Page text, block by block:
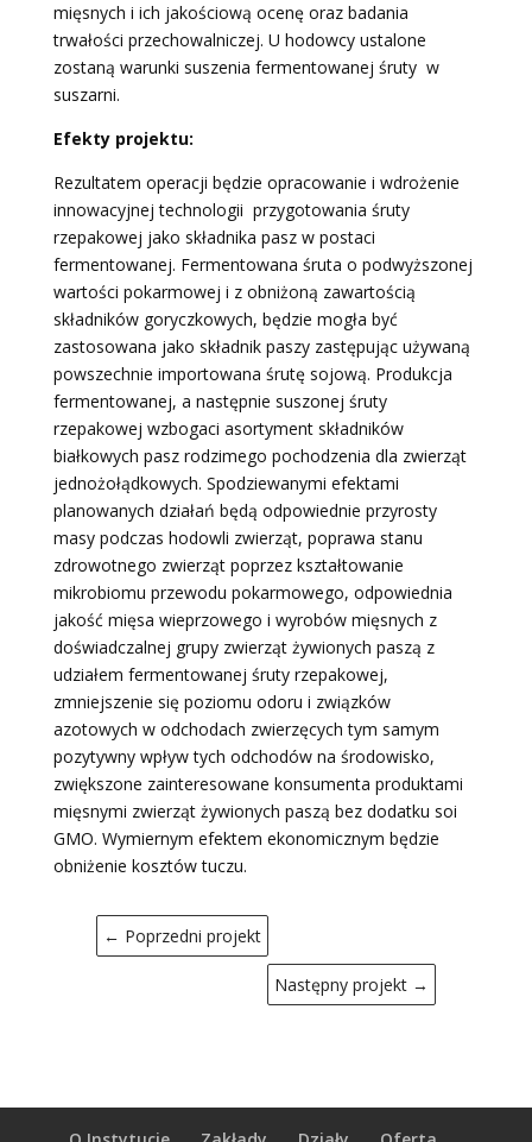
mięsnych i ich jakościową ocenę oraz badania
trwałości przechowalniczej. U hodowcy ustalone
zostaną warunki suszenia fermentowanej śruty w
suszarni.
Efekty projektu:
Rezultatem operacji będzie opracowanie i wdrożenie
innowacyjnej technologii przygotowania śruty
rzepakowej jako składnika pasz w postaci
fermentowanej. Fermentowana śruta o podwyższonej
wartości pokarmowej i z obniżoną zawartością
składników goryczkowych, będzie mogła być
zastosowana jako składnik paszy zastępując używaną
powszechnie importowana śrutę sojową. Produkcja
fermentowanej, a następnie suszonej śruty
rzepakowej wzbogaci asortyment składników
białkowych pasz rodzimego pochodzenia dla zwierząt
jednożołądkowych. Spodziewanymi efektami
planowanych działań będą odpowiednie przyrosty
masy podczas hodowli zwierząt, poprawa stanu
zdrowotnego zwierząt poprzez kształtowanie
mikrobiomu przewodu pokarmowego, odpowiednia
jakość mięsa wieprzowego i wyrobów mięsnych z
doświadczalnej grupy zwierząt żywionych paszą z
udziałem fermentowanej śruty rzepakowej,
zmniejszenie się poziomu odoru i związków
azotowych w odchodach zwierzęcych tym samym
pozytywny wpływ tych odchodów na środowisko,
zwiększone zainteresowane konsumenta produktami
mięsnymi zwierząt żywionych paszą bez dodatku soi
GMO. Wymiernym efektem ekonomicznym będzie
obniżenie kosztów tuczu.
← Poprzedni projekt
Następny projekt →